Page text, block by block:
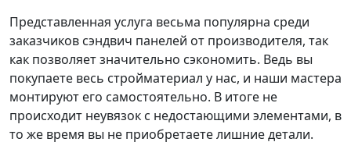
Представленная услуга весьма популярна среди
заказчиков сэндвич панелей от производителя, так
как позволяет значительно сэкономить. Ведь вы
покупаете весь стройматериал у нас, и наши мастера
монтируют его самостоятельно. В итоге не
происходит неувязок с недостающими элементами, в
то же время вы не приобретаете лишние детали.